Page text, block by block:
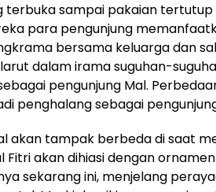
terbuka sampai pakaian
para pengunjung
bersama keluarga dan
dalam irama suguhan-
pengunjung Mal.
penghalang sebagai
akan tampak berbeda di saat
Fitri akan dihiasi dengan
sekarang ini, menjelang